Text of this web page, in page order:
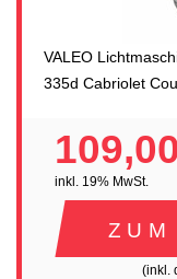
VALEO
335d Cabriolet
inkl. 19% MwSt.
(inkl.